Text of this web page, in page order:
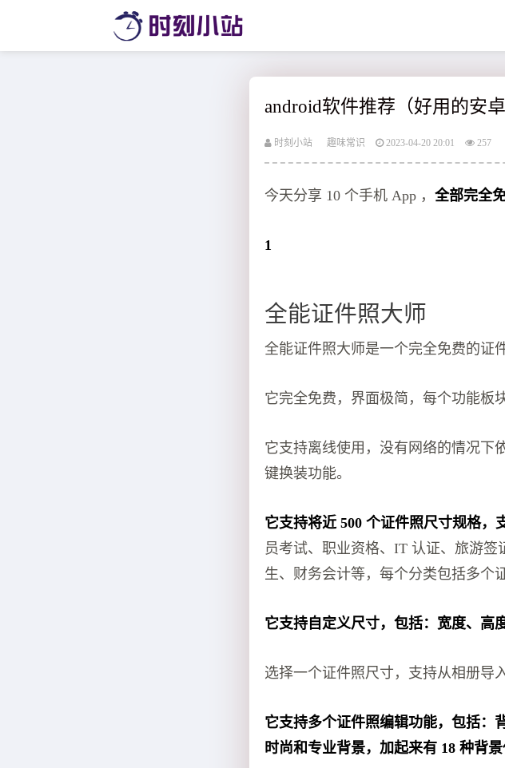
android软件推荐（好用的安卓
时刻小站 趣味常识 2023-04-20 20:01 257
今天分享 10 个手机 App ，全部完全
1
全能证件照大师
全能证件照大师是一个完全免费的证
它完全免费，界面极简，每个功能板
它支持离线使用，没有网络的情况下
键换装功能。
它支持将近 500 个证件照尺寸规格，
员考试、职业资格、IT 认证、旅游
生、财务会计等，每个分类包括多个
它支持自定义尺寸，包括：宽度、高
选择一个证件照尺寸，支持从相册导
它支持多个证件照编辑功能，包括：
时尚和专业背景，加起来有 18 种背景